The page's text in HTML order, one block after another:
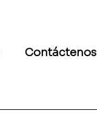
Contáctenos